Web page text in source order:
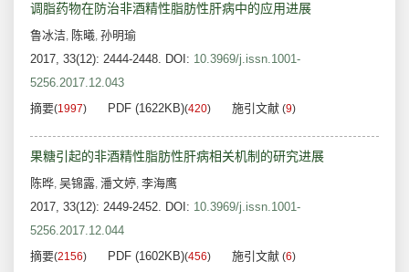
调脂药物在防治非酒精性脂肪性肝病中的应用进展
鲁冰洁, 陈曦, 孙明瑜
2017, 33(12): 2444-2448. DOI: 10.3969/j.issn.1001-
5256.2017.12.043
摘要(1997) PDF (1622KB)(420) 施引文献 (9)
果糖引起的非酒精性脂肪性肝病相关机制的研究进展
陈晔, 吴锦露, 潘文婷, 李海鹰
2017, 33(12): 2449-2452. DOI: 10.3969/j.issn.1001-
5256.2017.12.044
摘要(2156) PDF (1602KB)(456) 施引文献 (6)